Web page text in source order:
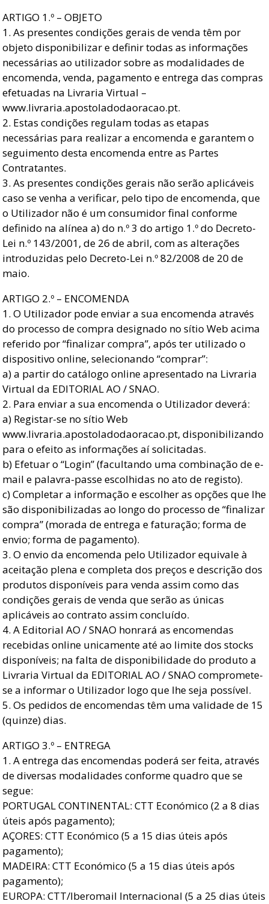
ARTIGO 1.º – OBJETO
1. As presentes condições gerais de venda têm por
objeto disponibilizar e definir todas as informações
necessárias ao utilizador sobre as modalidades de
encomenda, venda, pagamento e entrega das compras
efetuadas na Livraria Virtual –
www.livraria.apostoladodaoracao.pt.
2. Estas condições regulam todas as etapas
necessárias para realizar a encomenda e garantem o
seguimento desta encomenda entre as Partes
Contratantes.
3. As presentes condições gerais não serão aplicáveis
caso se venha a verificar, pelo tipo de encomenda, que
o Utilizador não é um consumidor final conforme
definido na alínea a) do n.º 3 do artigo 1.º do Decreto-
Lei n.º 143/2001, de 26 de abril, com as alterações
introduzidas pelo Decreto-Lei n.º 82/2008 de 20 de
maio.
ARTIGO 2.º – ENCOMENDA
1. O Utilizador pode enviar a sua encomenda através
do processo de compra designado no sítio Web acima
referido por “finalizar compra”, após ter utilizado o
dispositivo online, selecionando “comprar”:
a) a partir do catálogo online apresentado na Livraria
Virtual da EDITORIAL AO / SNAO.
2. Para enviar a sua encomenda o Utilizador deverá:
a) Registar-se no sítio Web
www.livraria.apostoladodaoracao.pt, disponibilizando
para o efeito as informações aí solicitadas.
b) Efetuar o “Login” (facultando uma combinação de e-
mail e palavra-passe escolhidas no ato de registo).
c) Completar a informação e escolher as opções que lhe
são disponibilizadas ao longo do processo de “finalizar
compra” (morada de entrega e faturação; forma de
envio; forma de pagamento).
3. O envio da encomenda pelo Utilizador equivale à
aceitação plena e completa dos preços e descrição dos
produtos disponíveis para venda assim como das
condições gerais de venda que serão as únicas
aplicáveis ao contrato assim concluído.
4. A Editorial AO / SNAO honrará as encomendas
recebidas online unicamente até ao limite dos stocks
disponíveis; na falta de disponibilidade do produto a
Livraria Virtual da EDITORIAL AO / SNAO compromete-
se a informar o Utilizador logo que lhe seja possível.
5. Os pedidos de encomendas têm uma validade de 15
(quinze) dias.
ARTIGO 3.º – ENTREGA
1. A entrega das encomendas poderá ser feita, através
de diversas modalidades conforme quadro que se
segue:
PORTUGAL CONTINENTAL: CTT Económico (2 a 8 dias
úteis após pagamento);
AÇORES: CTT Económico (5 a 15 dias úteis após
pagamento);
MADEIRA: CTT Económico (5 a 15 dias úteis após
pagamento);
EUROPA: CTT/Iberomail Internacional (5 a 25 dias úteis